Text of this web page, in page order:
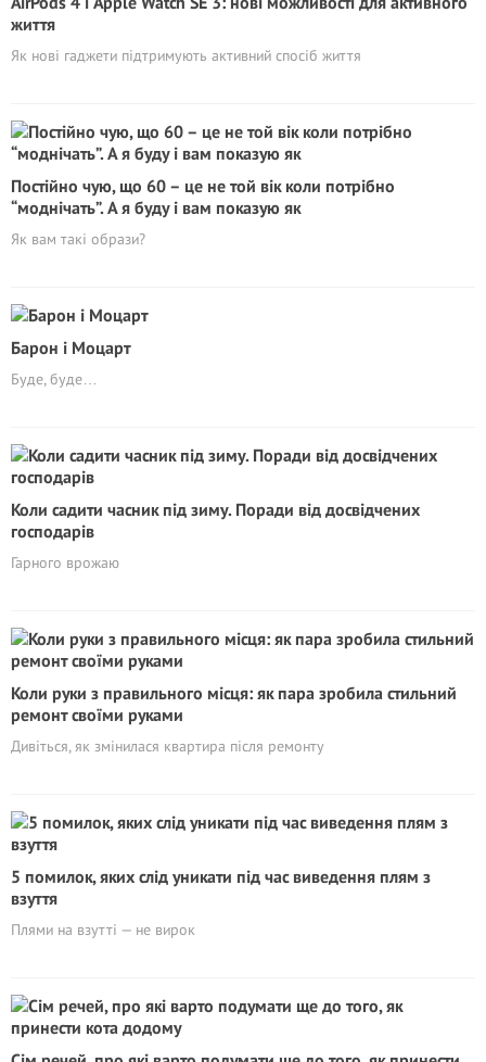
життя
Як нові гаджети підтримують активний спосіб життя
Постійно чую, що 60 – це не той вік коли потрібно
“моднічать”. А я буду і вам показую як
Як вам такі образи?
Барон і Моцарт
Буде, буде…
Коли садити часник під зиму. Поради від досвідчених
господарів
Гарного врожаю
Коли руки з правильного місця: як пара зробила стильний
ремонт своїми руками
Дивіться, як змінилася квартира після ремонту
5 помилок, яких слід уникати під час виведення плям з
взуття
Плями на взутті — не вирок